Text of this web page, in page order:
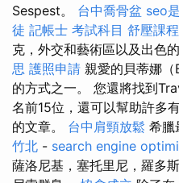
Sespest。 台中喬骨盆 seo
徒 記帳士 考試科目 舒壓課程
克，外交和藝術區以及出色
思 護照申請 親愛的貝蒂娜
的方式之一。 您還將找到
名前15位，還可以幫助許多
的文章。 台中肩頸放鬆 希臘
竹北 - search engine
薩洛尼基，塞托里尼，羅多